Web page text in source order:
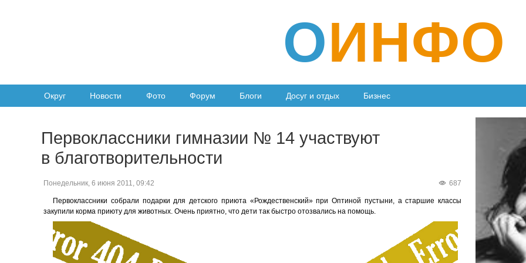
ОИНФО
Округ Новости Фото Форум Блоги Досуг и отдых Бизнес
Первоклассники гимназии № 14 участвуют
в благотворительности
687
Понедельник, 6 июня 2011, 09:42
Первоклассники собрали подарки для детского приюта «Рождественский» при Оптиной пустыни, а старшие классы
закупили корма приюту для животных. Очень приятно, что дети так быстро отозвались на помощь.